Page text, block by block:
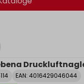
EAN: 4016429046044